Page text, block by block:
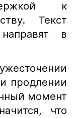
к
Текст
в
продлении
момент
что